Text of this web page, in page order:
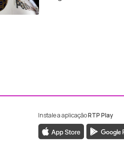
da RTP Madeira
da RTP Madeira
Instale a aplicaçãoRTP Play